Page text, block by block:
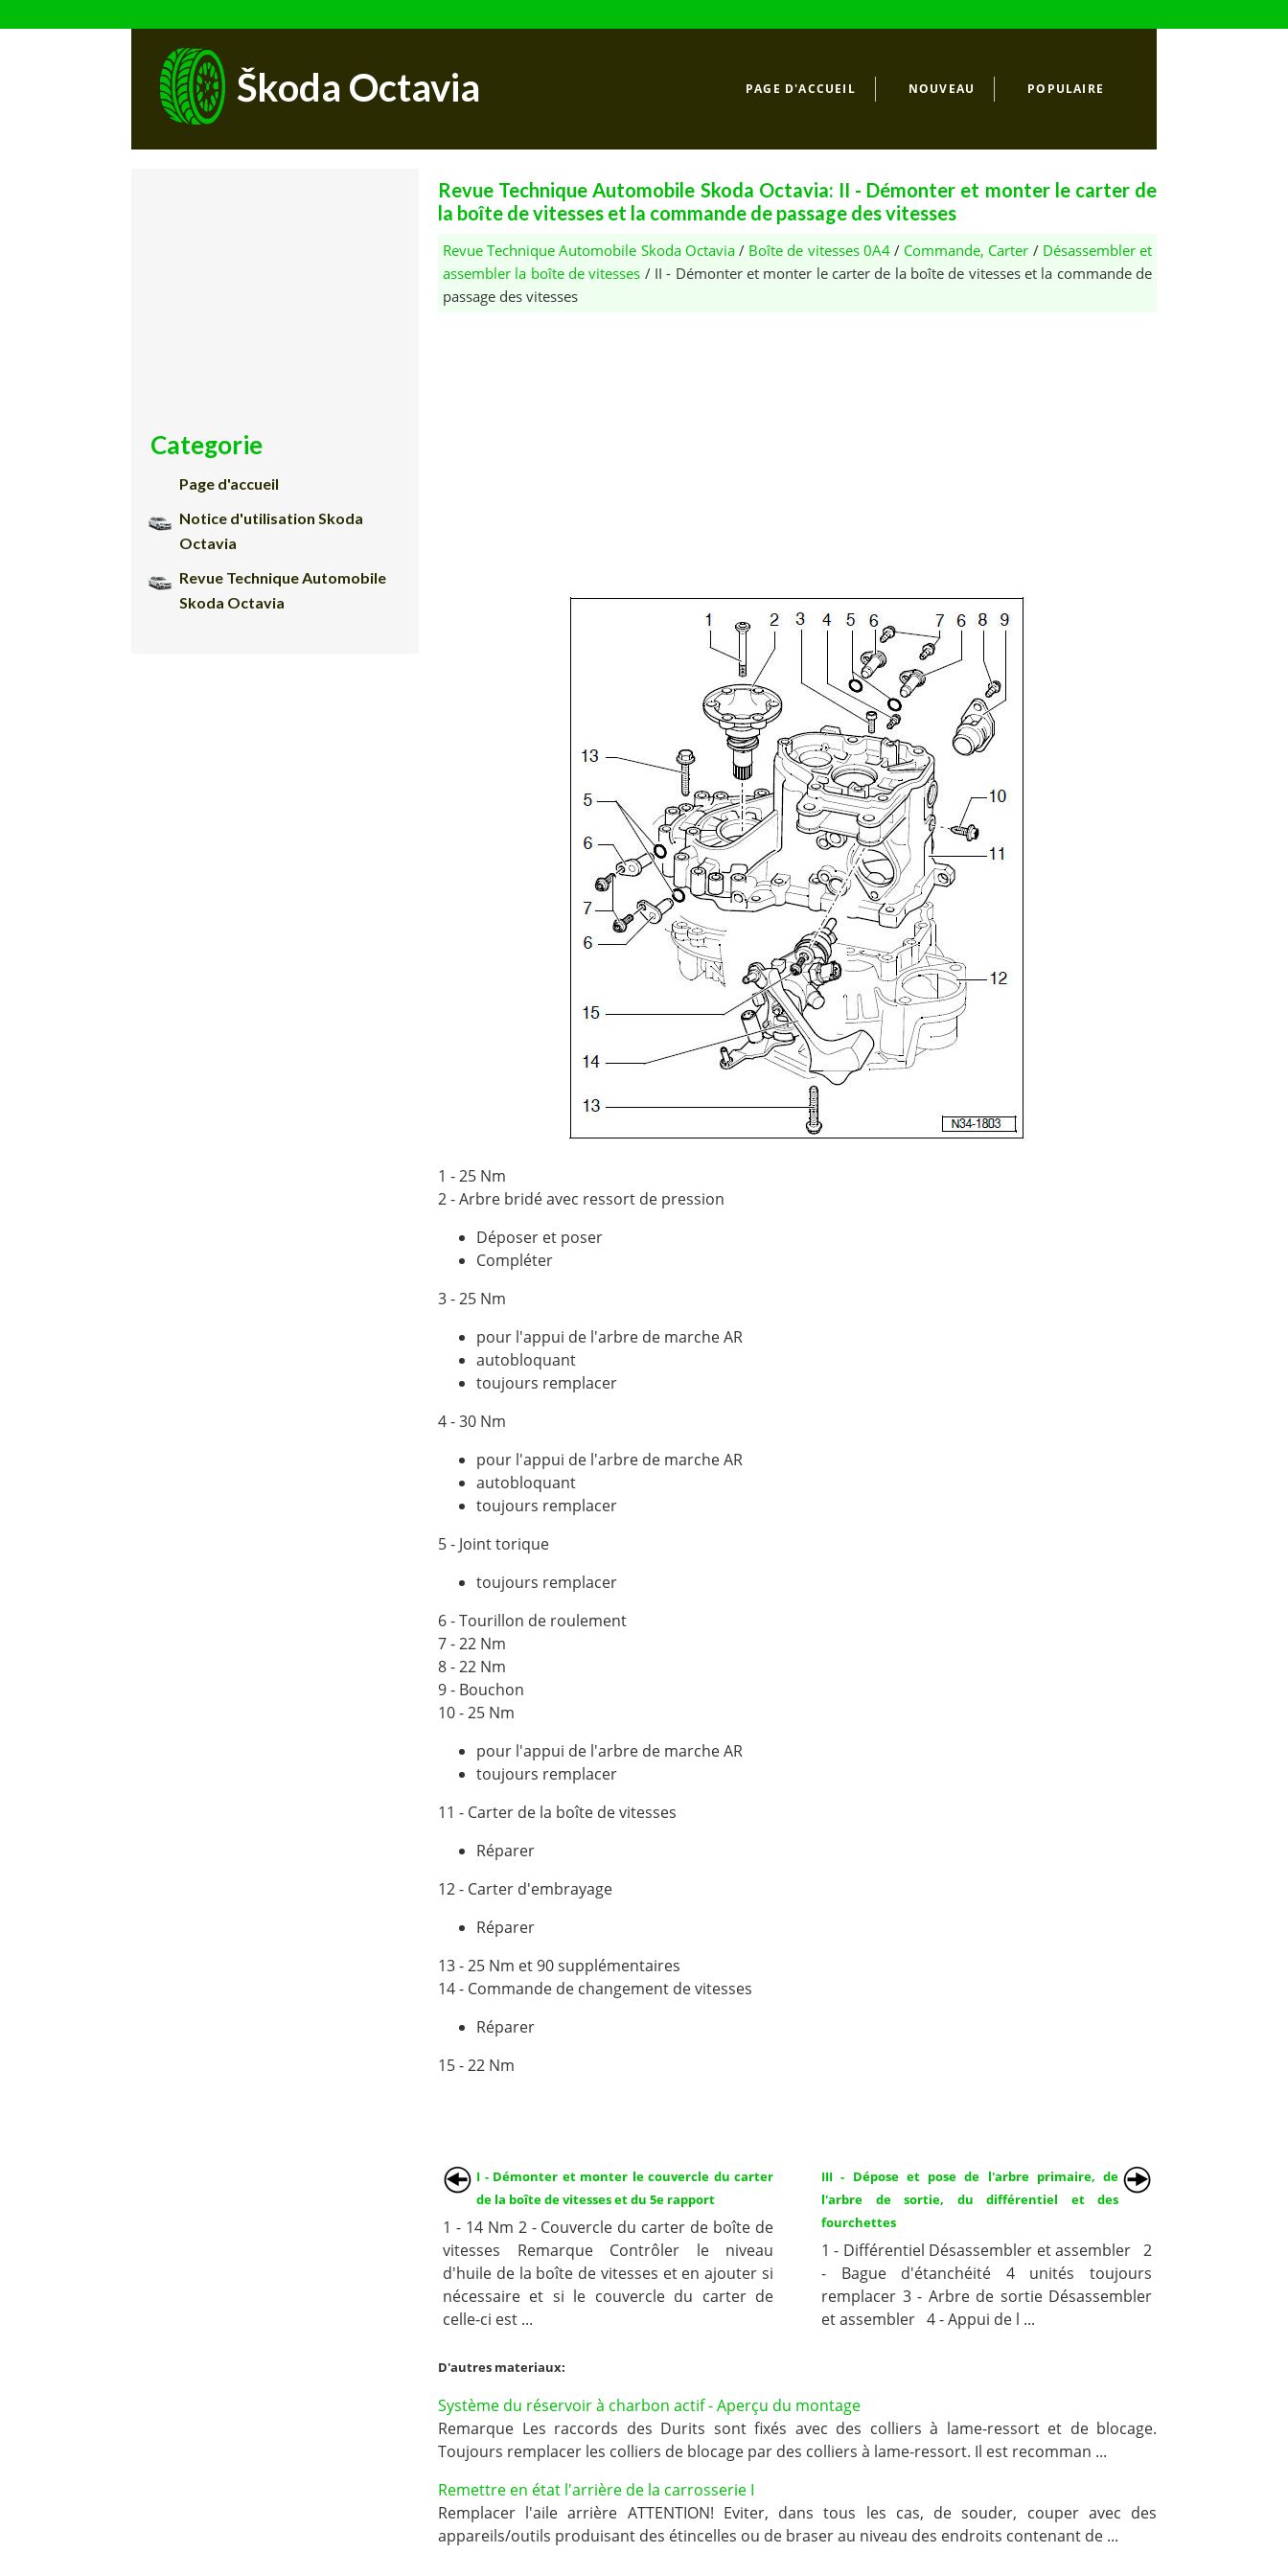
Škoda Octavia PAGE D'ACCUEIL NOUVEAU POPULAIRE
Revue Technique Automobile Skoda Octavia: II - Démonter et monter le carter de
la boîte de vitesses et la commande de passage des vitesses
Revue Technique Automobile Skoda Octavia/ Boîte de vitesses 0A4/ Commande, Carter / Désassembler et
assembler la boîte de vitesses / II - Démonter et monter le carter de la boîte de vitesses et la commande de
passage des vitesses
1 - 25 Nm
2 - Arbre bridé avec ressort de pression
Déposer et poser
Compléter
3 - 25 Nm
pour l'appui de l'arbre de marche AR
autobloquant
toujours remplacer
4 - 30 Nm
pour l'appui de l'arbre de marche AR
autobloquant
toujours remplacer
5 - Joint torique
toujours remplacer
6 - Tourillon de roulement
7 - 22 Nm
8 - 22 Nm
9 - Bouchon
10 - 25 Nm
pour l'appui de l'arbre de marche AR
toujours remplacer
11 - Carter de la boîte de vitesses
Réparer
12 - Carter d'embrayage
Réparer
13 - 25 Nm et 90 supplémentaires
14 - Commande de changement de vitesses
Réparer
15 - 22 Nm
I - Démonter et monter le couvercle du carter
de la boîte de vitesses et du 5e rapport
1 - 14 Nm 2 - Couvercle du carter de boîte de
vitesses Remarque Contrôler le niveau
d'huile de la boîte de vitesses et en ajouter si
nécessaire et si le couvercle du carter de
celle-ci est ...
III - Dépose et pose de l'arbre primaire, de
l'arbre de sortie, du différentiel et des
fourchettes
1 - Différentiel Désassembler et assembler 2
- Bague d'étanchéité 4 unités toujours
remplacer 3 - Arbre de sortie Désassembler
et assembler 4 - Appui de l ...
D'autres materiaux:
Système du réservoir à charbon actif - Aperçu du montage
Remarque Les raccords des Durits sont fixés avec des colliers à lame-ressort et de blocage.
Toujours remplacer les colliers de blocage par des colliers à lame-ressort. Il est recomman ...
Remettre en état l'arrière de la carrosserie I
Remplacer l'aile arrière ATTENTION! Eviter, dans tous les cas, de souder, couper avec des
appareils/outils produisant des étincelles ou de braser au niveau des endroits contenant de ...
Categorie
Page d'accueil
Notice d'utilisation Skoda
Octavia
Revue Technique Automobile
Skoda Octavia